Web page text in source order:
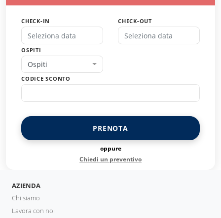
CHECK-IN CHECK-OUT
OSPITI
Ospiti
CODICE SCONTO
PRENOTA
oppure
Chiedi un preventivo
AZIENDA
Chi siamo
Lavora con noi